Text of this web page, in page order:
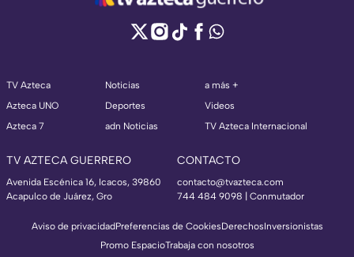
TV Azteca
Azteca UNO
Azteca 7
Noticias
Deportes
adn Noticias
a más +
Videos
TV Azteca Internacional
TV AZTECA GUERRERO
Avenida Escénica 16, Icacos, 39860
Acapulco de Juárez, Gro
CONTACTO
contacto@tvazteca.com
744 484 9098 | Conmutador
Aviso de privacidadPreferencias de CookiesDerechosInversionistas
Promo EspacioTrabaja con nosotros